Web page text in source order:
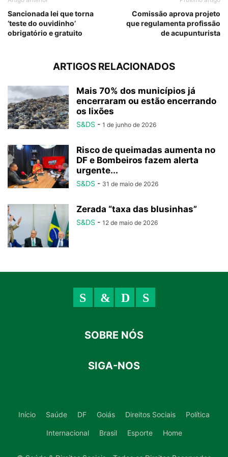
Sancionada lei que torna
‘teste do ouvidinho’
obrigatório e gratuito
Comissão aprova projeto
que regulamenta profissão
de acupunturista
ARTIGOS RELACIONADOS
Mais 70% dos municípios já
encerraram ou estão encerrando
os lixões
S&DS - 1 de junho de 2026
Risco de queimadas aumenta no
DF e Bombeiros fazem alerta
urgente...
S&DS - 31 de maio de 2026
Zerada “taxa das blusinhas”
S&DS - 12 de maio de 2026
SOBRE NÓS
SIGA-NOS
Início Saúde DF Goiás Direitos Sociais Política
Internacional Brasil Esporte Home